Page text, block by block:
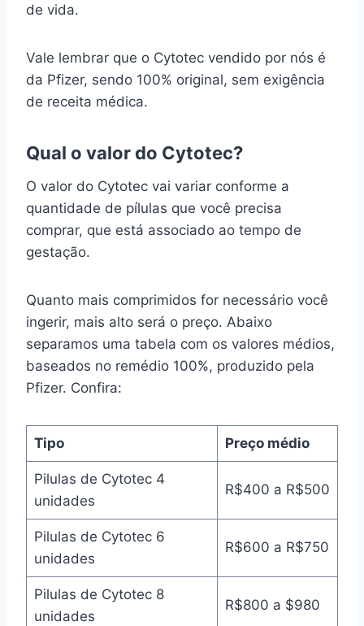
de vida.
Vale lembrar que o Cytotec vendido por nós é
da Pfizer, sendo 100% original, sem exigência
de receita médica.
Qual o valor do Cytotec?
O valor do Cytotec vai variar conforme a
quantidade de pílulas que você precisa
comprar, que está associado ao tempo de
gestação.
Quanto mais comprimidos for necessário você
ingerir, mais alto será o preço. Abaixo
separamos uma tabela com os valores médios,
baseados no remédio 100%, produzido pela
Pfizer. Confira:
Tipo Preço médio
Pilulas de Cytotec 4
unidades
R$400 a R$500
Pilulas de Cytotec 6
unidades
R$600 a R$750
Pilulas de Cytotec 8
unidades
R$800 a $980